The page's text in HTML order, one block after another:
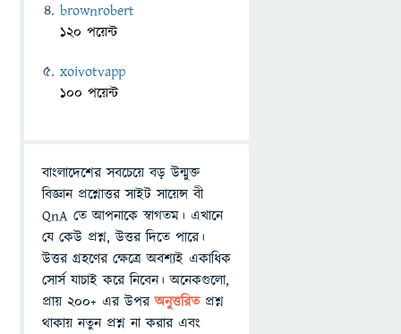
brownrobert
120 পয়েন্ট
xoivotvapp
100 পয়েন্ট
বাংলাদেশের সবচেয়ে বড় উন্মুক্ত
বিজ্ঞান প্রশ্নোত্তর সাইট সায়েন্স বী
QnA তে আপনাকে স্বাগতম। এখানে
যে কেউ প্রশ্ন, উত্তর দিতে পারে।
উত্তর গ্রহণের ক্ষেত্রে অবশ্যই একাধিক
সোর্স যাচাই করে নিবেন। অনেকগুলো,
প্রায় ২০০+ এর উপরঅনুত্তরিতপ্রশ্ন
থাকায় নতুন প্রশ্ন না করার এবং